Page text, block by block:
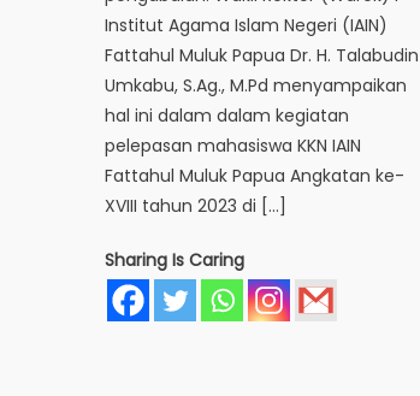
Institut Agama Islam Negeri (IAIN)
Fattahul Muluk Papua Dr. H. Talabudin
Umkabu, S.Ag., M.Pd menyampaikan
hal ini dalam dalam kegiatan
pelepasan mahasiswa KKN IAIN
Fattahul Muluk Papua Angkatan ke-
XVIII tahun 2023 di […]
Sharing Is Caring